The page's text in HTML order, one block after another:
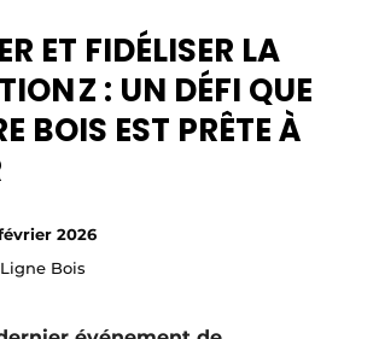
Cookie statement
à l’événement
conditions
ET FIDÉLISER LA
Z : UN DÉFI QUE
BOIS EST PRÊTE À
2026
Bois